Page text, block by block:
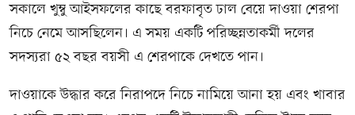
সকালে খুম্বু আইসফলের কাছে বরফাবৃত ঢাল বেয়ে দাওয়া শেরপা
নিচে নেমে আসছিলেন। এ সময় একটি পরিচ্ছন্নতাকর্মী দলের
সদস্যরা ৫২ বছর বয়সী এ শেরপাকে দেখতে পান।
দাওয়াকে উদ্ধার করে নিরাপদে নিচে নামিয়ে আনা হয় এবং খাবার